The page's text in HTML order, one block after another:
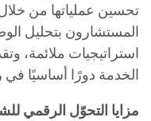
تحسين عملياتها من خلال
المستشارون بتحليل
استراتيجيات ملائمة،
الخدمة دورًا أساسيًا في
مزايا التحوّل الرقمي